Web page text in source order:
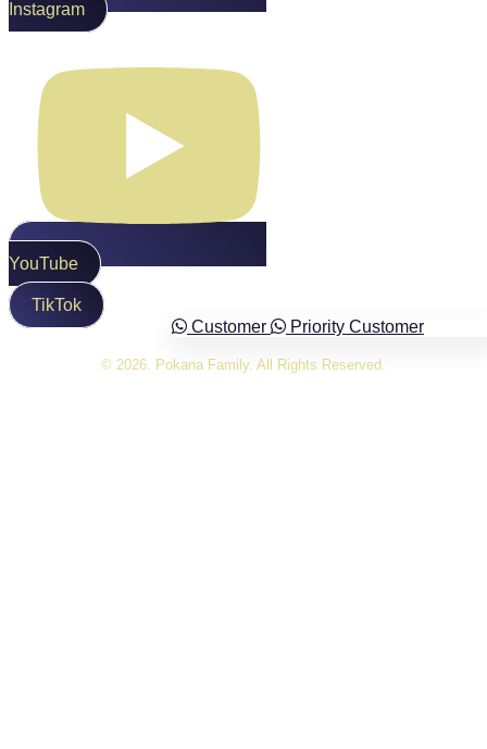
Instagram
YouTube
TikTok
Customer
Priority Customer
© 2026. Pokana Family. All Rights Reserved.